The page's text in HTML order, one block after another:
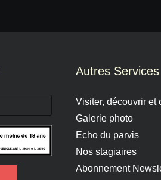
Autres Services
Visiter, découvrir et
Galerie photo
Echo du parvis
Nos stagiaires
Abonnement